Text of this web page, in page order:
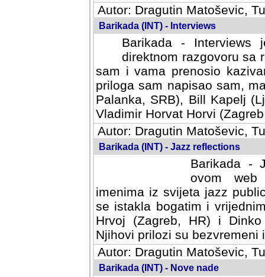
Autor: Dragutin Matoševic,
Barikada (INT) - Interviews
Barikada -
direktnom razgovoru sa
sam i vama prenosio
priloga sam napisao sam,
Palanka, SRB), Bill Kapelj
Vladimir Horvat Horvi
Autor: Dragutin Matoševic,
Barikada (INT) - Jazz reflections
Barikada -
ovom web
imenima iz svijeta jazz
se istakla bogatim i
Hrvoj (Zagreb, HR) i
Njihovi prilozi su bezvremeni
Autor: Dragutin Matoševic,
Barikada (INT) - Nove nade